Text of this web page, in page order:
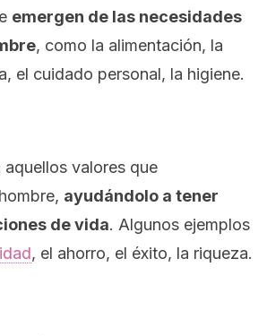
emergen de las necesidades
, como la alimentación, la
el cuidado personal, la higiene.
valores que
ayudándolo a tener
de vida. Algunos ejemplos
, el ahorro, el éxito, la riqueza.